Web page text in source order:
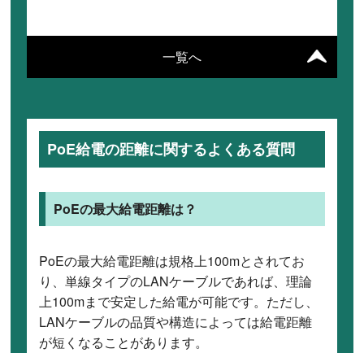
一覧へ
PoE給電の距離に関するよくある質問
PoEの最大給電距離は？
PoEの最大給電距離は規格上100mとされてお
り、単線タイプのLANケーブルであれば、理論
上100mまで安定した給電が可能です。ただし、
LANケーブルの品質や構造によっては給電距離
が短くなることがあります。